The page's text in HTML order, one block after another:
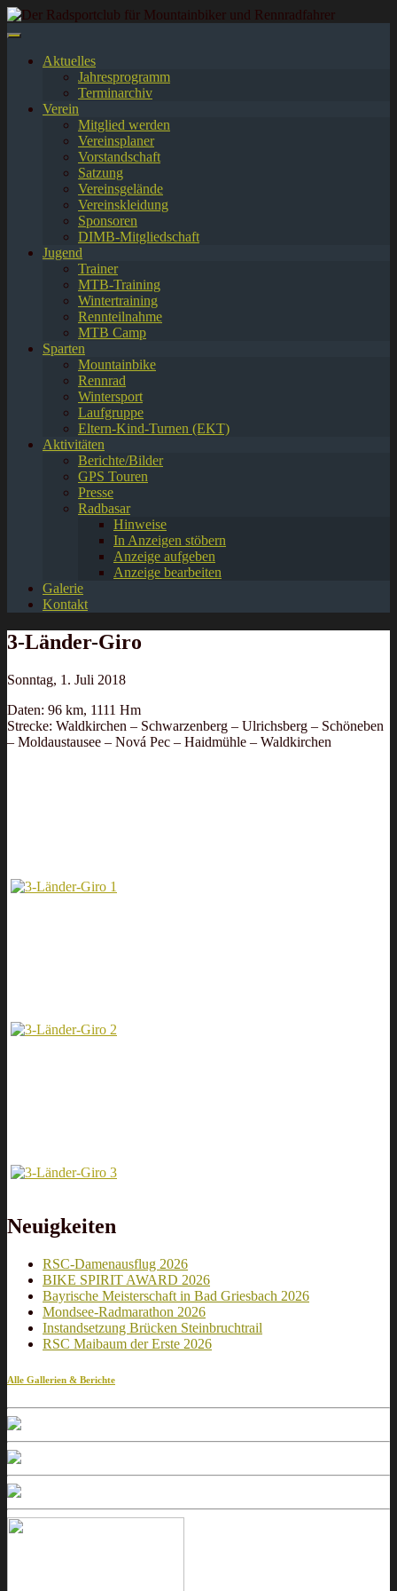
Springe
zum
Aktuelles
Jahresprogramm
Terminarchiv
Verein
Mitglied werden
Vereinsplaner
Vorstandschaft
Satzung
Vereinsgelände
Vereinskleidung
Sponsoren
DIMB-Mitgliedschaft
Jugend
Trainer
MTB-Training
Wintertraining
Rennteilnahme
MTB Camp
Sparten
Mountainbike
Rennrad
Wintersport
Laufgruppe
Eltern-Kind-Turnen (EKT)
Aktivitäten
Berichte/Bilder
GPS Touren
Presse
Radbasar
Hinweise
In Anzeigen stöbern
Anzeige aufgeben
Anzeige bearbeiten
Galerie
Kontakt
3-Länder-Giro
Sonntag, 1. Juli 2018
Daten: 96 km, 1111 Hm
Strecke: Waldkirchen – Schwarzenberg – Ulrichsberg – Schöneben
– Moldaustausee – Nová Pec – Haidmühle – Waldkirchen
Neuigkeiten
RSC-Damenausflug 2026
BIKE SPIRIT AWARD 2026
Bayrische Meisterschaft in Bad Griesbach 2026
Mondsee-Radmarathon 2026
Instandsetzung Brücken Steinbruchtrail
RSC Maibaum der Erste 2026
Alle Gallerien & Berichte